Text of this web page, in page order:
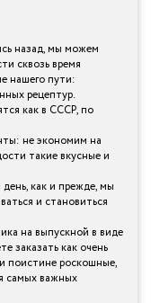
назад, мы можем
сквозь время
нашего пути:
рецептур.
как в СССР, по
не экономим на
такие вкусные и
как и прежде, мы
и становиться
на выпускной в виде
заказать как очень
поистине роскошные,
самых важных